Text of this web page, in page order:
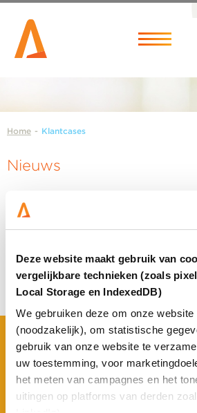
Deze website maakt gebruik van
vergelijkbare technieken (zoals
Local Storage en IndexedDB)
We gebruiken deze om onze
(noodzakelijk), om statistische
gebruik van onze website te
uw toestemming, voor
het meten van campagnes en het
uitingen op platforms van derden
Menu
Home - Klantcases
Nieuws